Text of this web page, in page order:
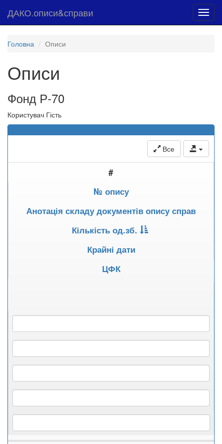
ДАКО.описи&справи
Головна Описи
Описи
Фонд Р-70
Користувач Гість
Все
#
№ опису
Анотація складу документів опису справ
Кількість од.зб.
Крайні дати
ЦФК